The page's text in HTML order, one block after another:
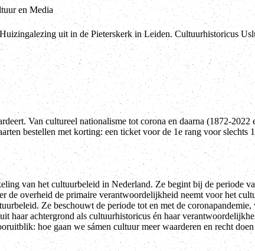
en Media
uit in de Pieterskerk in Leiden. Cultuurhistoricus
Van cultureel nationalisme tot corona en daarna (1872-2022
bestellen met korting: een ticket voor de 1e rang voor slechts
van het cultuurbeleid in Nederland. Ze begint bij de periode
de overheid de primaire verantwoordelijkheid neemt voor het
Ze beschouwt de periode tot en met de
haar achtergrond als cultuurhistoricus én haar
hoe gaan we sámen cultuur meer waarderen en recht doen